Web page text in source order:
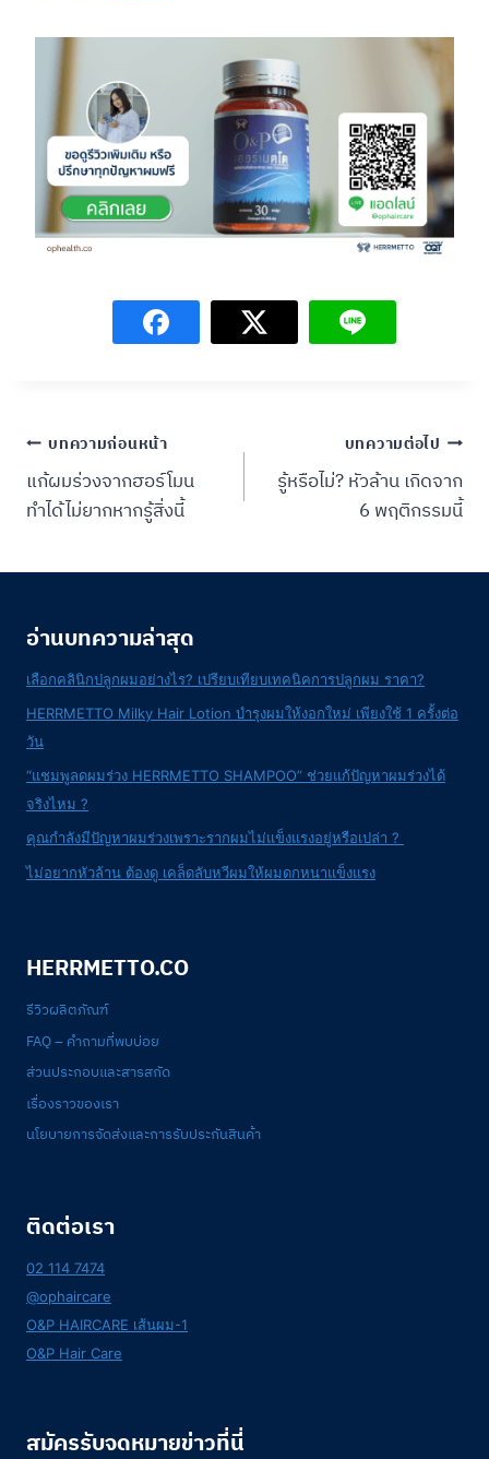
Post
navigation
บทความก่อนหน้า
แก้ผมร่วงจากฮอร์โมน
ทำได้ไม่ยากหากรู้สิ่งนี้
บทความต่อไป
รู้หรือไม่? หัวล้าน เกิดจาก
6 พฤติกรรมนี้
อ่านบทความล่าสุด
เลือกคลินิกปลูกผมอย่างไร? เปรียบเทียบเทคนิคการปลูกผม ราคา?
HERRMETTO Milky Hair Lotion บำรุงผมให้งอกใหม่ เพียงใช้ 1 ครั้งต่อ
วัน
“แชมพูลดผมร่วง HERRMETTO SHAMPOO” ช่วยแก้ปัญหาผมร่วงได้
จริงไหม ?
คุณกำลังมีปัญหาผมร่วงเพราะรากผมไม่แข็งแรงอยู่หรือเปล่า ?
ไม่อยากหัวล้าน ต้องดู เคล็ดลับหวีผมให้ผมดกหนาแข็งแรง
HERRMETTO.CO
รีวิวผลิตภัณฑ์
FAQ – คำถามที่พบบ่อย
ส่วนประกอบและสารสกัด
เรื่องราวของเรา
นโยบายการจัดส่งและการรับประกันสินค้า
ติดต่อเรา
02 114 7474
@ophaircare
O&P HAIRCARE เส้นผม-1
O&P Hair Care
สมัครรับจดหมายข่าวที่นี่